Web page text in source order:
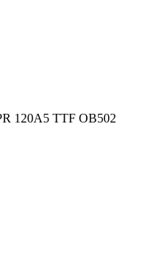
120A5 TTF OB502